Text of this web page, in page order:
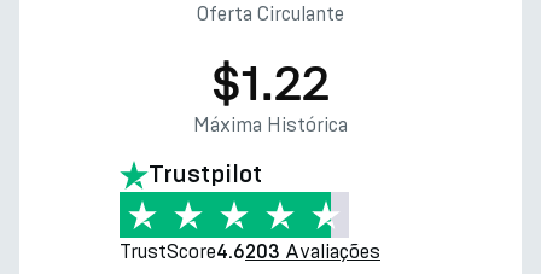
Oferta Circulante
$1.22
Máxima Histórica
Trustpilot
TrustScore4.6203 Avaliações